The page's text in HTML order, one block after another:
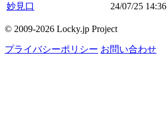
妙見口
24/07/25 14:36
© 2009-2026 Locky.jp Project
プライバシーポリシー お問い合わせ